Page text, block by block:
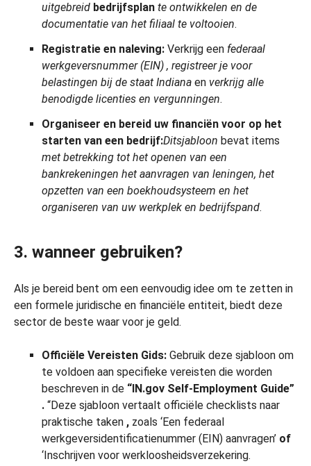
uitgebreid bedrijfsplan te ontwikkelen en de
documentatie van het filiaal te voltooien.
Registratie en naleving: Verkrijg een federaal
werkgeversnummer (EIN) , registreer je voor
belastingen bij de staat Indiana en verkrijg alle
benodigde licenties en vergunningen.
Organiseer en bereid uw financiën voor op het
starten van een bedrijf:Ditsjabloon bevat items
met betrekking tot het openen van een
bankrekeningen het aanvragen van leningen, het
opzetten van een boekhoudsysteem en het
organiseren van uw werkplek en bedrijfspand.
3. wanneer gebruiken?
Als je bereid bent om een eenvoudig idee om te zetten in
een formele juridische en financiële entiteit, biedt deze
sector de beste waar voor je geld.
Officiële Vereisten Gids: Gebruik deze sjabloon om
te voldoen aan specifieke vereisten die worden
beschreven in de “IN.gov Self-Employment Guide”
. “Deze sjabloon vertaalt officiële checklists naar
praktische taken , zoals ‘Een federaal
werkgeversidentificatienummer (EIN) aanvragen’ of
‘Inschrijven voor werkloosheidsverzekering.